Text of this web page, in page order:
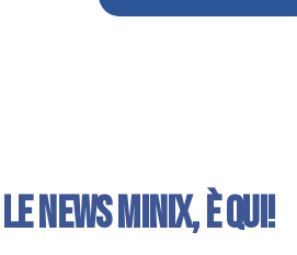
Le news Minix, È QUI!